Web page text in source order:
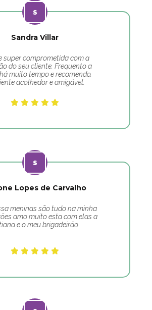
Sandra Villar
super comprometida com a
do seu cliente. Frequento a
muito tempo e recomendo.
acolhedor e amigável.
Lopes de Carvalho
meninas são tudo na minha
amo muito esta com elas a
e o meu brigadeirão